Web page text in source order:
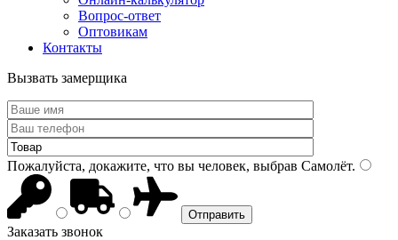
Вопрос-ответ
Оптовикам
Контакты
Вызвать замерщика
Пожалуйста, докажите, что вы человек, выбрав Самолёт.
Заказать звонок